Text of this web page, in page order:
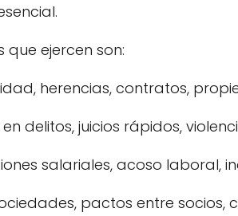
ejercen son:
herencias, contratos,
delitos, juicios rápidos,
salariales, acoso laboral,
pactos entre socios,